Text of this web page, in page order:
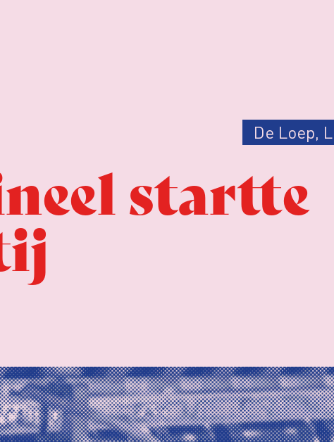
De Loep,
startte